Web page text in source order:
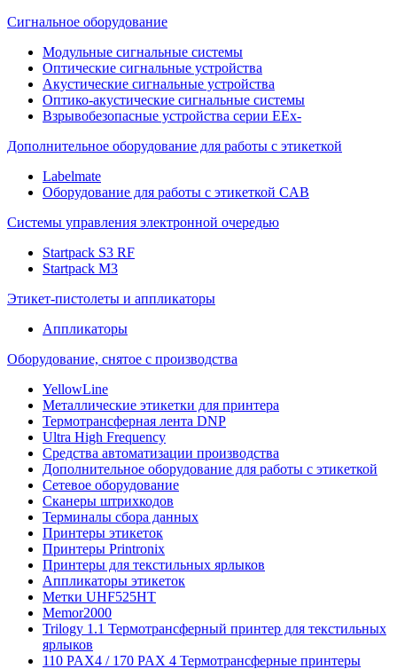
Cигнальное оборудование
Модульные сигнальные системы
Оптические сигнальные устройства
Акустические сигнальные устройства
Оптико-акустические сигнальные системы
Взрывобезопасные устройства серии EEx-
Дополнительное оборудование для работы с этикеткой
Labelmate
Оборудование для работы с этикеткой CAB
Системы управления электронной очередью
Startpack S3 RF
Startpack M3
Этикет-пистолеты и аппликаторы
Аппликаторы
Оборудование, снятое с производства
YellowLine
Металлические этикетки для принтера
Термотрансферная лента DNP
Ultra High Frequency
Средства автоматизации производства
Дополнительное оборудование для работы с этикеткой
Сетевое оборудование
Сканеры штрихкодов
Терминалы сбора данных
Принтеры этикеток
Принтеры Printronix
Принтеры для текстильных ярлыков
Аппликаторы этикеток
Метки UHF525HT
Memor2000
Trilogy 1.1 Термотрансферный принтер для текстильных
ярлыков
110 PAX4 / 170 PAX 4 Термотрансферные принтеры